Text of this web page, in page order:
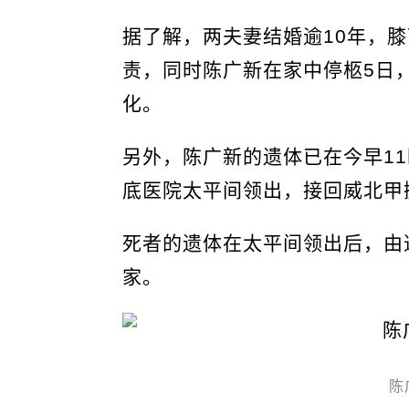
据了解，两夫妻结婚逾10年，
责，同时陈广新在家中停柩5日
化。
另外，陈广新的遗体已在今早
底医院太平间领出，接回威北
死者的遗体在太平间领出后，
家。